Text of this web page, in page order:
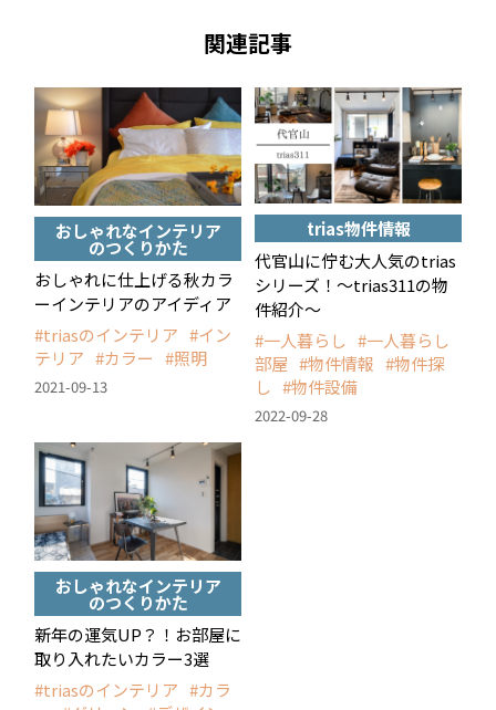
関連記事
おしゃれなインテリア
のつくりかた
おしゃれに仕上げる秋カラ
ーインテリアのアイディア
triasのインテリア
イン
テリア
カラー 照明
2021-09-13
trias物件情報
代官山に佇む大人気のtrias
シリーズ！〜trias311の物
件紹介〜
一人暮らし
一人暮らし
部屋
物件情報
物件探
し
物件設備
2022-09-28
おしゃれなインテリア
のつくりかた
新年の運気UP？！お部屋に
取り入れたいカラー3選
triasのインテリア
カラ